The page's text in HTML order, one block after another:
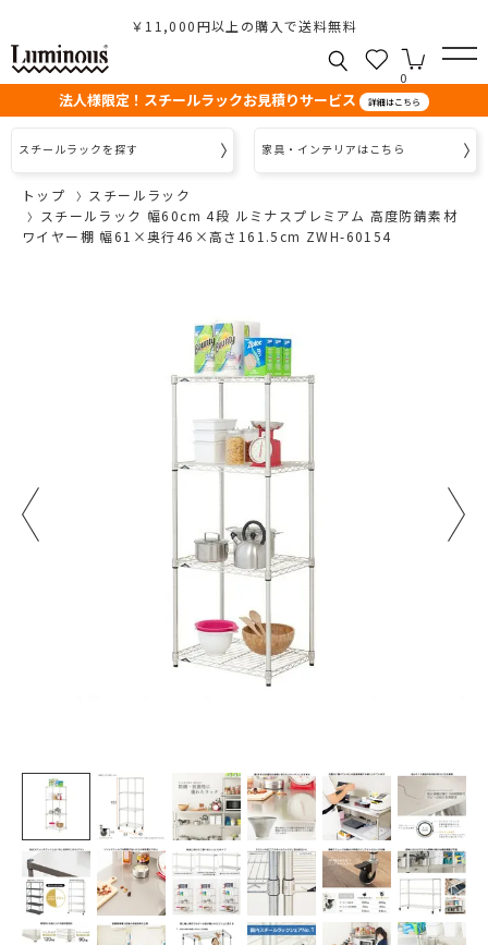
￥11,000円以上の購入で送料無料
0
法人様限定！スチールラックお見積りサービス 詳細はこちら
スチールラックを探す 家具・インテリアはこちら
トップ
スチールラック
スチールラック 幅60cm 4段 ルミナスプレミアム 高度防錆素材
ワイヤー棚 幅61×奥行46×高さ161.5cm ZWH-60154